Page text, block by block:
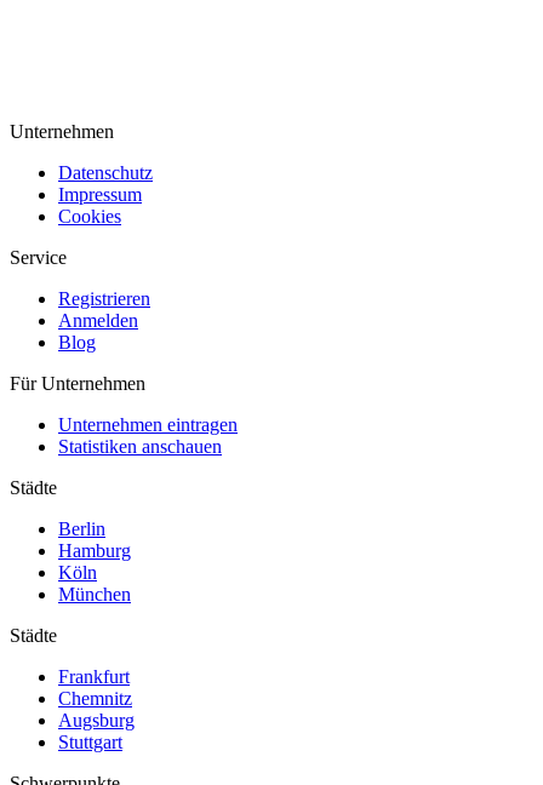
Unternehmen
Datenschutz
Impressum
Cookies
Service
Registrieren
Anmelden
Blog
Für Unternehmen
Unternehmen eintragen
Statistiken anschauen
Städte
Berlin
Hamburg
Köln
München
Städte
Frankfurt
Chemnitz
Augsburg
Stuttgart